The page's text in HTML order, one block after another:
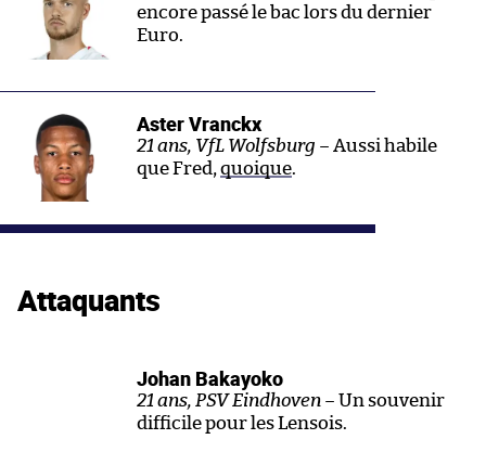
encore passé le bac lors du dernier
Euro.
Aster Vranckx
21 ans, VfL Wolfsburg – Aussi habile
que Fred, quoique.
Attaquants
Johan Bakayoko
21 ans, PSV Eindhoven – Un souvenir
difficile pour les Lensois.